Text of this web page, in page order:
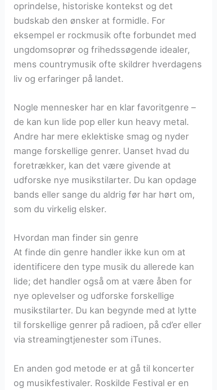
oprindelse, historiske kontekst og det
budskab den ønsker at formidle. For
eksempel er rockmusik ofte forbundet med
ungdomsoprør og frihedssøgende idealer,
mens countrymusik ofte skildrer hverdagens
liv og erfaringer på landet.
Nogle mennesker har en klar favoritgenre –
de kan kun lide pop eller kun heavy metal.
Andre har mere eklektiske smag og nyder
mange forskellige genrer. Uanset hvad du
foretrækker, kan det være givende at
udforske nye musikstilarter. Du kan opdage
bands eller sange du aldrig før har hørt om,
som du virkelig elsker.
Hvordan man finder sin genre
At finde din genre handler ikke kun om at
identificere den type musik du allerede kan
lide; det handler også om at være åben for
nye oplevelser og udforske forskellige
musikstilarter. Du kan begynde med at lytte
til forskellige genrer på radioen, på cd’er eller
via streamingtjenester som iTunes.
En anden god metode er at gå til koncerter
og musikfestivaler. Roskilde Festival er en